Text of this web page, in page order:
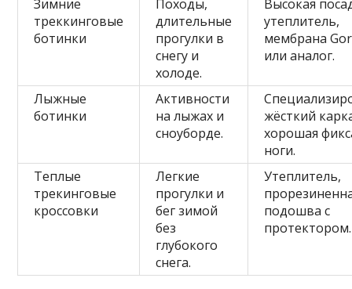
Зимние
треккинговые
ботинки
Походы,
длительные
прогулки в
снегу и
холоде.
Высокая
утеплитель,
мембрана
или аналог.
Лыжные
ботинки
Активности
на лыжах и
сноуборде.
жёсткий
хорошая
ноги.
Теплые
трекинговые
кроссовки
Легкие
прогулки и
бег зимой
без
глубокого
снега.
Утеплитель,
подошва с
протектором.